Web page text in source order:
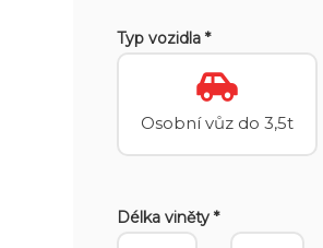
Typ vozidla *
Osobní vůz do 3,5t
Délka viněty *